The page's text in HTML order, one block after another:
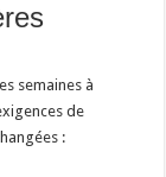
semaines à
de
: